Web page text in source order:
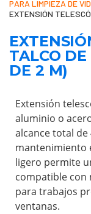
PARA LIMPIEZA DE
EXTENSIÓN
TALCO
DE 2 M)
Extensión
aluminio o
alcance total
mantenimiento
ligero permite
compatible con
para trabajos
ventanas.